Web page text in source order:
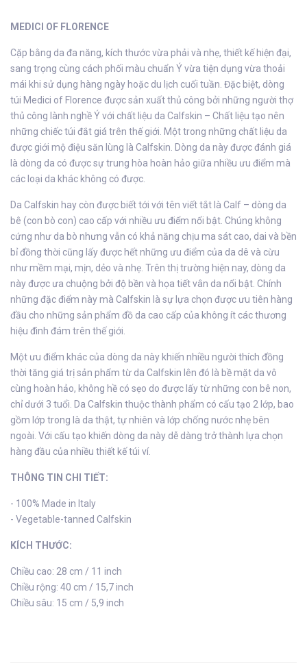
MEDICI OF FLORENCE
Cặp bằng da đa năng, kích thước vừa phải và nhẹ, thiết kế hiện đại,
sang trọng cùng cách phối màu chuẩn Ý vừa tiện dụng vừa thoải
mái khi sử dụng hàng ngày hoặc du lịch cuối tuần. Đặc biệt, dòng
túi Medici of Florence được sản xuất thủ công bởi những người thợ
thủ công lành nghề Ý với chất liệu da Calfskin – Chất liệu tạo nên
những chiếc túi đắt giá trên thế giới. Một trong những chất liệu da
được giới mộ điệu săn lùng là Calfskin. Dòng da này được đánh giá
là dòng da có được sự trung hòa hoàn hảo giữa nhiều ưu điểm mà
các loại da khác không có được.
Da Calfskin hay còn được biết tới với tên viết tắt là Calf – dòng da
bê (con bò con) cao cấp với nhiều ưu điểm nổi bật. Chúng không
cứng như da bò nhưng vẫn có khả năng chịu ma sát cao, dai và bền
bỉ đồng thời cũng lấy được hết những ưu điểm của da dê và cừu
như mềm mại, mịn, dẻo và nhẹ. Trên thị trường hiện nay, dòng da
này được ưa chuộng bởi độ bền và họa tiết vân da nổi bật. Chính
những đặc điểm này mà Calfskin là sự lựa chọn được ưu tiên hàng
đầu cho những sản phẩm đồ da cao cấp của không ít các thương
hiệu đình đám trên thế giới.
Một ưu điểm khác của dòng da này khiến nhiều người thích đồng
thời tăng giá trị sản phẩm từ da Calfskin lên đó là bề mặt da vô
cùng hoàn hảo, không hề có sẹo do được lấy từ những con bê non,
chỉ dưới 3 tuổi. Da Calfskin thuộc thành phẩm có cấu tạo 2 lớp, bao
gồm lớp trong là da thật, tự nhiên và lớp chống nước nhẹ bên
ngoài. Với cấu tạo khiến dòng da này dễ dàng trở thành lựa chọn
hàng đầu của nhiều thiết kế túi ví.
THÔNG TIN CHI TIẾT:
- 100% Made in Italy
- Vegetable-tanned Calfskin
KÍCH THƯỚC:
Chiều cao: 28 cm / 11 inch
Chiều rộng: 40 cm / 15,7 inch
Chiều sâu: 15 cm / 5,9 inch